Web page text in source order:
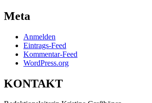
Meta
Anmelden
Eintrags-Feed
Kommentar-Feed
WordPress.org
KONTAKT